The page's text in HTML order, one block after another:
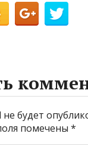
будет
помечены*